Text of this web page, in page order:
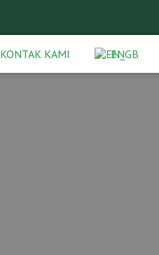
KONTAK KAMI EN